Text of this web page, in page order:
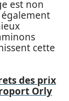
est non
cette
des prix
Orly